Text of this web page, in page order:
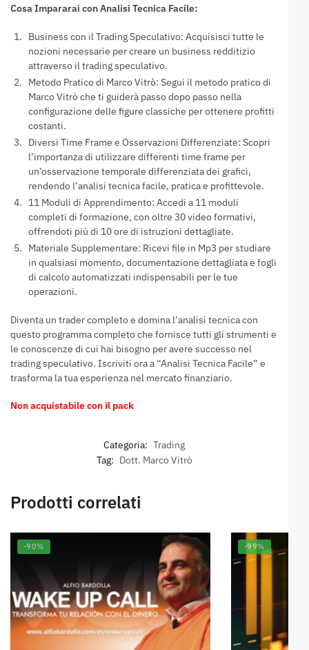
Cosa Impararai con Analisi Tecnica Facile:
Business con il Trading Speculativo: Acquisisci tutte le
nozioni necessarie per creare un business redditizio
attraverso il trading speculativo.
Metodo Pratico di Marco Vitrò: Segui il metodo pratico di
Marco Vitrò che ti guiderà passo dopo passo nella
configurazione delle figure classiche per ottenere profitti
costanti.
Diversi Time Frame e Osservazioni Differenziate: Scopri
l’importanza di utilizzare differenti time frame per
un’osservazione temporale differenziata dei grafici,
rendendo l’analisi tecnica facile, pratica e profittevole.
11 Moduli di Apprendimento: Accedi a 11 moduli
completi di formazione, con oltre 30 video formativi,
offrendoti più di 10 ore di istruzioni dettagliate.
Materiale Supplementare: Ricevi file in Mp3 per studiare
in qualsiasi momento, documentazione dettagliata e fogli
di calcolo automatizzati indispensabili per le tue
operazioni.
Diventa un trader completo e domina l’analisi tecnica con
questo programma completo che fornisce tutti gli strumenti e
le conoscenze di cui hai bisogno per avere successo nel
trading speculativo. Iscriviti ora a “Analisi Tecnica Facile” e
trasforma la tua esperienza nel mercato finanziario.
Non acquistabile con il pack
Categoria: Trading
Tag: Dott. Marco Vitrò
Prodotti correlati
-90% -99%